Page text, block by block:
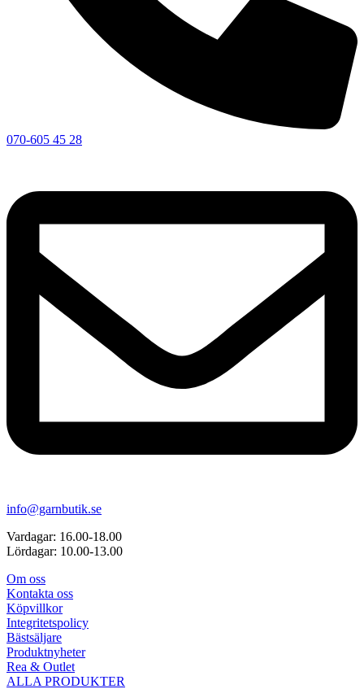
070-605 45 28
info@garnbutik.se
Vardagar: 16.00-18.00
Lördagar: 10.00-13.00
Om oss
Kontakta oss
Köpvillkor
Integritetspolicy
Bästsäljare
Produktnyheter
Rea & Outlet
ALLA PRODUKTER